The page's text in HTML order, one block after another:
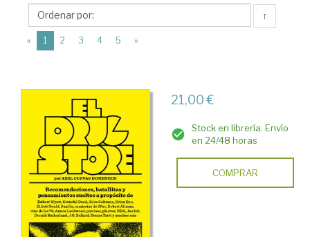
>
Historia
universal
Historia
contemporánea
Las
artes.
La
ciencia
↑
« 1 (current)
2 3 4 5 »
21,00 €
Stock en librería. Envío
en 24/48 horas
COMPRAR